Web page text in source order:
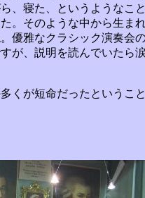
、寝た、というようなこ
。そのような中から生ま
優雅なクラシック演奏会
が、説明を読んでいたら
くが短命だったというこ